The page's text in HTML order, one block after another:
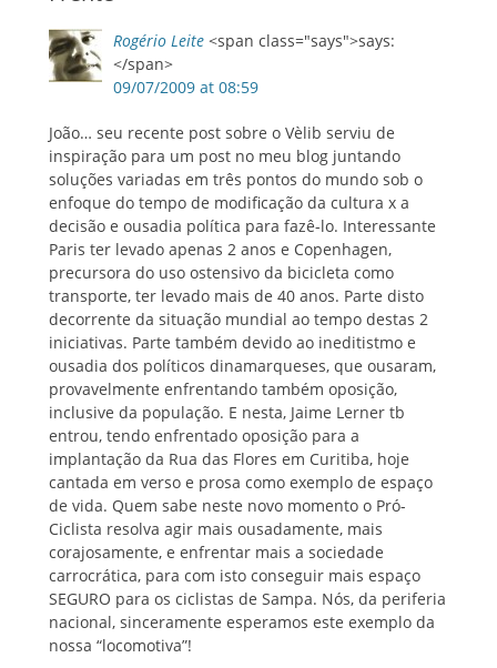
Rogério Leite <span class="says">says:
</span>
09/07/2009 at 08:59
João… seu recente post sobre o Vèlib serviu de
inspiração para um post no meu blog juntando
soluções variadas em três pontos do mundo sob o
enfoque do tempo de modificação da cultura x a
decisão e ousadia política para fazê-lo. Interessante
Paris ter levado apenas 2 anos e Copenhagen,
precursora do uso ostensivo da bicicleta como
transporte, ter levado mais de 40 anos. Parte disto
decorrente da situação mundial ao tempo destas 2
iniciativas. Parte também devido ao ineditistmo e
ousadia dos políticos dinamarqueses, que ousaram,
provavelmente enfrentando também oposição,
inclusive da população. E nesta, Jaime Lerner tb
entrou, tendo enfrentado oposição para a
implantação da Rua das Flores em Curitiba, hoje
cantada em verso e prosa como exemplo de espaço
de vida. Quem sabe neste novo momento o Pró-
Ciclista resolva agir mais ousadamente, mais
corajosamente, e enfrentar mais a sociedade
carrocrática, para com isto conseguir mais espaço
SEGURO para os ciclistas de Sampa. Nós, da periferia
nacional, sinceramente esperamos este exemplo da
nossa “locomotiva”!